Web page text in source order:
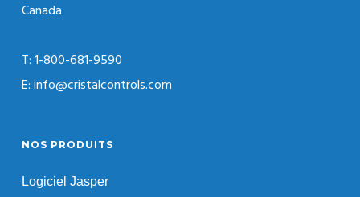
Canada
T: 1-800-681-9590
E: info@cristalcontrols.com
NOS PRODUITS
Logiciel Jasper